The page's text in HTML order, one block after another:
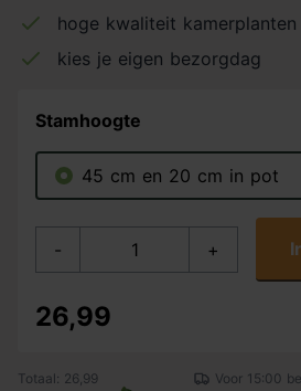
hoge kwaliteit kamerplanten
kies je eigen bezorgdag
Stamhoogte
45 cm en 20 cm in pot
- +
26,99
Totaal: 26,99 Voor 15:00